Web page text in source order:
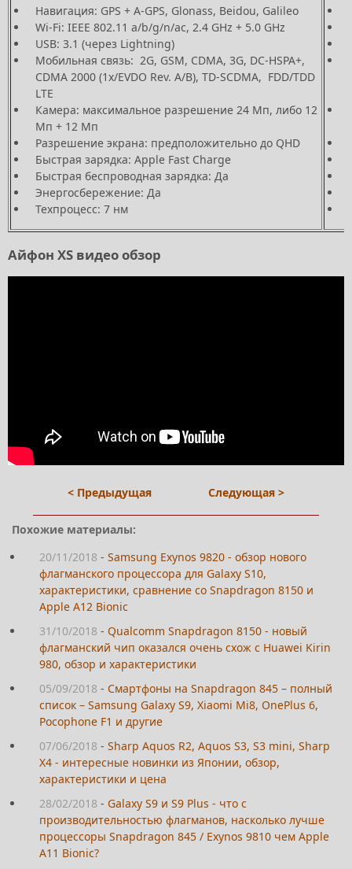
Навигация: GPS + A-GPS, Glonass, Beidou, Galileo
Wi-Fi: IEEE 802.11 a/b/g/n/ac, 2.4 GHz + 5.0 GHz
USB: 3.1 (через Lightning)
Мобильная связь: 2G, GSM, CDMA, 3G, DC-HSPA+,
CDMA 2000 (1x/EVDO Rev. A/B), TD-SCDMA, FDD/TDD
LTE
Камера: максимальное разрешение 24 Mп, либо 12
Mп + 12 Mп
Разрешение экрана: предположительно до QHD
Быстрая зарядка: Apple Fast Charge
Быстрая беспроводная зарядка: Да
Энергосбережение: Да
Техпроцесс: 7 нм
Айфон XS видео обзор
< Предыдущая Следующая >
Похожие материалы:
20/11/2018 - Samsung Exynos 9820 - обзор нового
флагманского процессора для Galaxy S10,
характеристики, сравнение со Snapdragon 8150 и
Apple A12 Bionic
31/10/2018 - Qualcomm Snapdragon 8150 - новый
флагманский чип оказался очень схож с Huawei Kirin
980, обзор и характеристики
05/09/2018 - Смартфоны на Snapdragon 845 – полный
список – Samsung Galaxy S9, Xiaomi Mi8, OnePlus 6,
Pocophone F1 и другие
07/06/2018 - Sharp Aquos R2, Aquos S3, S3 mini, Sharp
X4 - интересные новинки из Японии, обзор,
характеристики и цена
28/02/2018 - Galaxy S9 и S9 Plus - что с
производительностью флагманов, насколько лучше
процессоры Snapdragon 845 / Exynos 9810 чем Apple
A11 Bionic?